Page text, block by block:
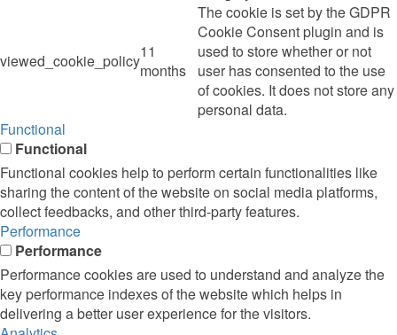
viewed_cookie_policy11
months
The cookie is set by the GDPR
Cookie Consent plugin and is
used to store whether or not
user has consented to the use
of cookies. It does not store any
personal data.
Functional
Functional
Functional cookies help to perform certain functionalities like
sharing the content of the website on social media platforms,
collect feedbacks, and other third-party features.
Performance
Performance
Performance cookies are used to understand and analyze the
key performance indexes of the website which helps in
delivering a better user experience for the visitors.